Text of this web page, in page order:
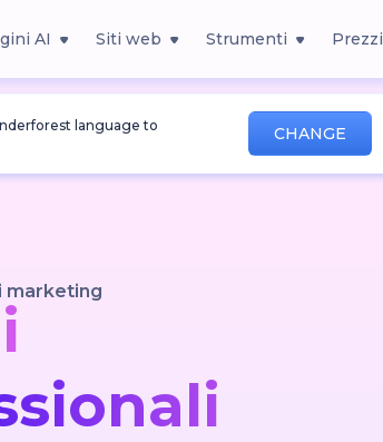
AI Siti web Strumenti Prezzi
language to
CHANGE
marketing